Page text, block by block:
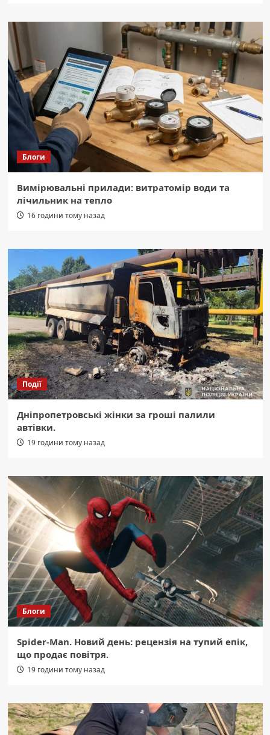
Блоги
Вимірювальні прилади: витратомір води та
лічильник на тепло
16 години тому назад
Події
Дніпропетровські жінки за гроші палили
автівки.
19 години тому назад
Блоги
Spider-Man. Новий день: рецензія на тупий епік,
що продає повітря.
19 години тому назад